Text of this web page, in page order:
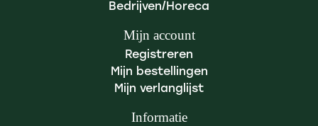
Bedrijven/Horeca
Mijn account
Registreren
Mijn bestellingen
Mijn verlanglijst
Informatie